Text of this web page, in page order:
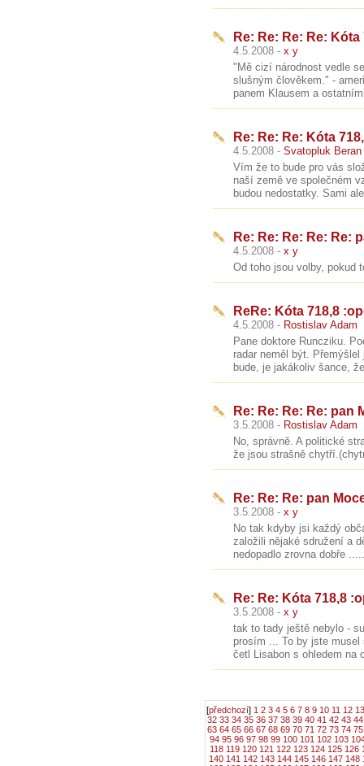
Re: Re: Re: Re:
4.5.2008 - x y
"Mě cizí národnost vedle
slušným člověkem." -
panem Klausem a
Re: Re: Re: Kóta
4.5.2008 - Svatopluk Beran
Vím že to bude pro vás
naší země ve společném
budou nedostatky. Sami
Re: Re: Re: Re: Re:
4.5.2008 - x y
Od toho jsou volby, pokud
ReRe: Kóta 718,8
4.5.2008 - Rostislav Adam
Pane doktore Runcziku.
radar neměl být.
bude, je jakákoliv šance,
Re: Re: Re: Re: pan
3.5.2008 - Rostislav Adam
No, správně. A politické
že jsou strašně
Re: Re: Re: pan
3.5.2008 - x y
No tak kdyby jsi každý
založili nějaké sdružení a
nedopadlo zrovna dobře
Re: Re: Kóta 718,8
3.5.2008 - x y
tak to tady ještě nebylo -
prosím ... To by jste
četl Lisabon s ohledem na
[předchozí] 1 2 3 4 5 6 7 8 9 10 11 12 13
32 33 34 35 36 37 38 39 40 41 42 43 44
63 64 65 66 67 68 69 70 71 72 73 74 75
94 95 96 97 98 99 100 101 102 103
118 119 120 121 122 123 124 125 126
140 141 142 143 144 145 146 147 148